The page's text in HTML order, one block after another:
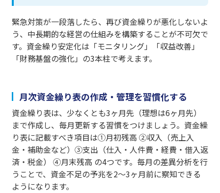
緊急対策が一段落したら、再び資金繰りが悪化しないよ
う、中長期的な経営の仕組みを構築することが不可欠で
す。資金繰り安定化は「モニタリング」「収益改善」
「財務基盤の強化」の3本柱で考えます。
月次資金繰り表の作成・管理を習慣化する
資金繰り表は、少なくとも3ヶ月先（理想は6ヶ月先）
まで作成し、毎月更新する習慣をつけましょう。資金繰
り表に記載すべき項目は①月初残高 ②収入（売上入
金・補助金など）③支出（仕入・人件費・経費・借入返
済・税金） ④月末残高 の4つです。毎月の差異分析を行
うことで、資金不足の予兆を2〜3ヶ月前に察知できる
ようになります。